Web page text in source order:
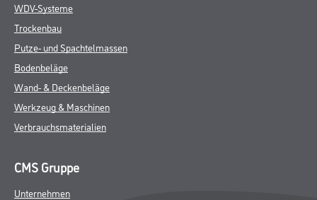
WDV-Systeme
Trockenbau
Putze- und Spachtelmassen
Bodenbeläge
Wand- & Deckenbeläge
Werkzeug & Maschinen
Verbrauchsmaterialien
CMS Gruppe
Unternehmen